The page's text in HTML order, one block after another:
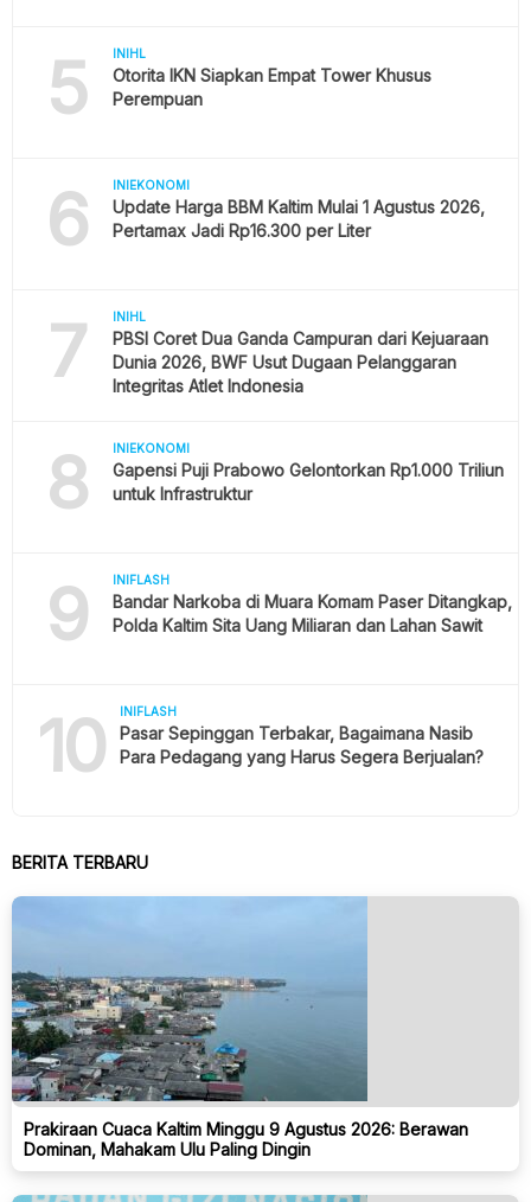
5 INIHL
Otorita IKN Siapkan Empat Tower Khusus
Perempuan
6 INIEKONOMI
Update Harga BBM Kaltim Mulai 1 Agustus 2026,
Pertamax Jadi Rp16.300 per Liter
7 INIHL
PBSI Coret Dua Ganda Campuran dari Kejuaraan
Dunia 2026, BWF Usut Dugaan Pelanggaran
Integritas Atlet Indonesia
8 INIEKONOMI
Gapensi Puji Prabowo Gelontorkan Rp1.000 Triliun
untuk Infrastruktur
9 INIFLASH
Bandar Narkoba di Muara Komam Paser Ditangkap,
Polda Kaltim Sita Uang Miliaran dan Lahan Sawit
10 INIFLASH
Pasar Sepinggan Terbakar, Bagaimana Nasib
Para Pedagang yang Harus Segera Berjualan?
BERITA TERBARU
Prakiraan Cuaca Kaltim Minggu 9 Agustus 2026: Berawan
Dominan, Mahakam Ulu Paling Dingin